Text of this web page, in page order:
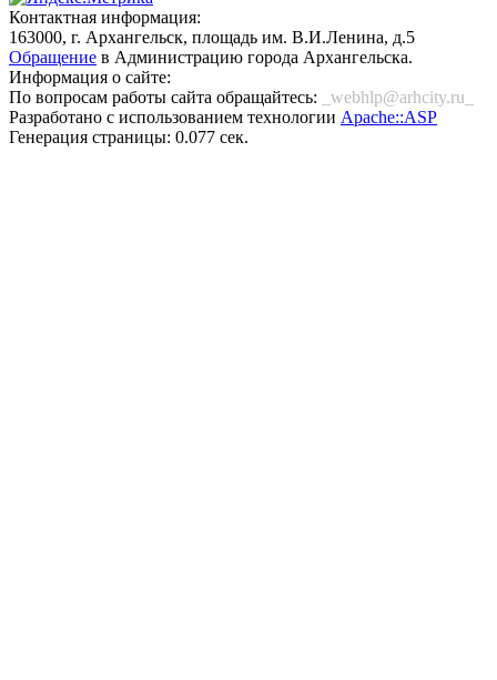
Контактная информация:
163000, г. Архангельск, площадь им. В.И.Ленина, д.5
Обращение в Администрацию города Архангельска.
Информация о сайте:
По вопросам работы сайта обращайтесь:
_webhlp@arhcity.ru_
Разработано с использованием технологии Apache::ASP
Генерация страницы: 0.077 сек.